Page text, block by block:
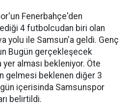
Fenerbahçe'den
4 futbolcudan biri olan
yolu ile Samsun'a geldi. Genç
Bugün gerçekleşecek
alması bekleniyor. Öte
gelmesi beklenen diğer 3
içerisinda Samsunspor
belirtildi.